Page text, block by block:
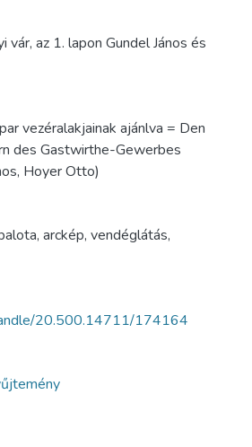
vár, az 1. lapon Gundel János és
vezéralakjainak ajánlva = Den
des Gastwirthe-Gewerbes
Hoyer Otto)
, arckép, vendéglátás,
20.500.14711/174164